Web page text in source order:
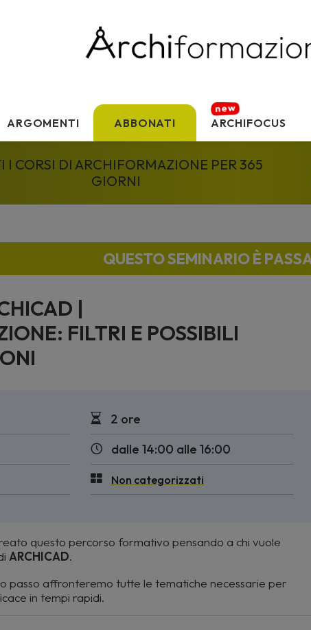
ARGOMENTI ABBONATI ARCHIFOCUS
I CORSI DI ARCHIFORMAZIONE PER 365
GIORNI
QUESTO SEMINARIO È
|
FILTRI E POSSIBILI
2 ore
dalle 14:00 alle 16:00
Non categorizzati
questo percorso formativo pensando a chi vuole
ARCHICAD.
passo affronteremo tutte le tematiche necessarie per
in tempi rapidi.